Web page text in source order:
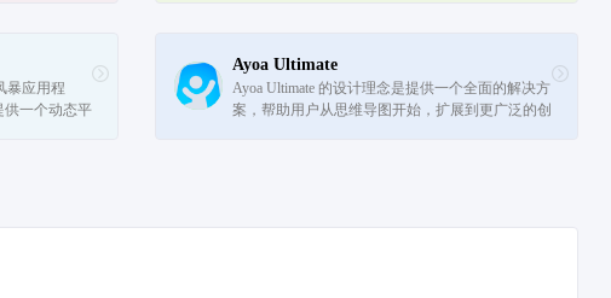
暴应用程
供一个动态平
Ayoa Ultimate
Ayoa Ultimate 的设计理念是提供一个全面的解决方
案，帮助用户从思维导图开始，扩展到更广泛的创